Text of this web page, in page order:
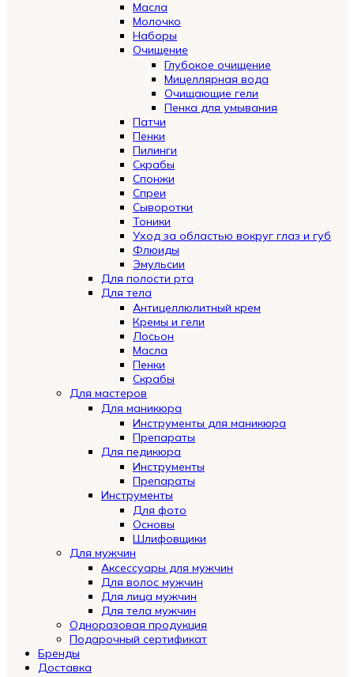
Масла
Молочко
Наборы
Очищение
Глубокое очищение
Мицеллярная вода
Очищающие гели
Пенка для умывания
Патчи
Пенки
Пилинги
Скрабы
Спонжи
Спреи
Сыворотки
Тоники
Уход за областью вокруг глаз и губ
Флюиды
Эмульсии
Для полости рта
Для тела
Антицеллюлитный крем
Кремы и гели
Лосьон
Масла
Пенки
Скрабы
Для мастеров
Для маникюра
Инструменты для маникюра
Препараты
Для педикюра
Инструменты
Препараты
Инструменты
Для фото
Основы
Шлифовщики
Для мужчин
Аксессуары для мужчин
Для волос мужчин
Для лица мужчин
Для тела мужчин
Одноразовая продукция
Подарочный сертификат
Automatically
Hierarchic
Бренды
Доставка